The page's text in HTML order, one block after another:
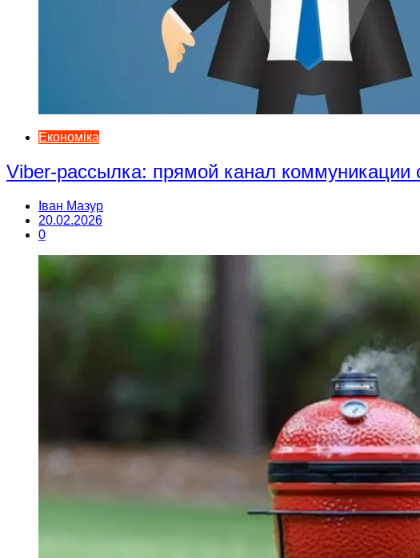
Економіка
Viber-рассылка: прямой канал коммуникации
Іван Мазур
20.02.2026
0